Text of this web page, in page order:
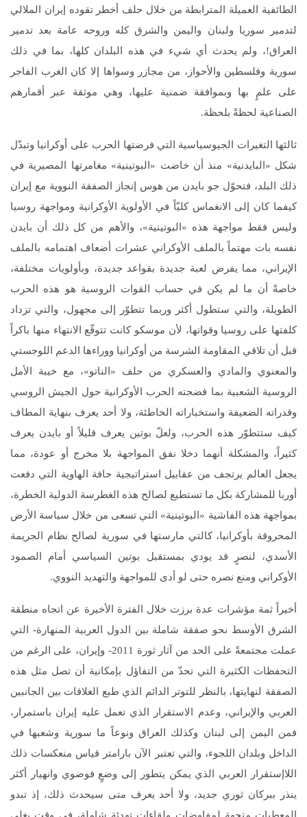
الطائفية العميلة المترابطة من خلال حلف أخطر تقوده إيران الملالي
لتدمير سوريا ولبنان واليمن والشرق كله وروحه عامة بعد تدمير
العراق!، ولم يحدث أي شيء في هذه البلدان كلها، بما في ذلك
سورية وفلسطين والأحواز، من مجازر وسواها إلا كان الغرب الفاجر
على علمٍ بها وبموافقة ضمنية عليها، وهي موثقة عبر أقمارهم
الصناعية لحظةً بلحظة.
ثالثها التغيرات الجيوسياسية التي فرضتها الحرب على أوكرانيا وتبدّل
شكل «البايدنية» منذ أن خاضت «البوتينية» مغامرتها المصيرية في
ذلك البلد، فتحوّل جو بايدن من هوس إنجاز الصفقة النووية مع إيران
كيفما كان إلى الانغماس كليّاً في الأولوية الأوكرانية ومواجهة روسيا
وليس فقط مواجهة هذه «البوتينية»، والأهم من كل ذلك أن بايدن
نفسه بات مهتماً بالملف الأوكراني عشرات أضعاف اهتمامه بالملف
الإيراني، مما يفرض لعبة جديدة بقواعد جديدة، وبأولويات مختلفة،
خاصةً أن ما لم يكن في حساب القوات الروسية هو هذه الحرب
الطويلة، والتي ستطول أكثر وربما تتطوّر إلى مجهول، والتي تزداد
كلفتها على روسيا وقواتها، لأن موسكو كانت تتوقّع الانتهاء منها باكراً
قبل أن تلاقي المقاومة الشرسة من أوكرانيا ووراءها الدعم اللوجستي
والمعنوي والمادي والعسكري من حلف «الناتو»، مع خيبة الأمل
الروسية الشعبية بما فضحته الحرب الأوكرانية حول الجيش الروسي
وقدراته الضعيفة واستخباراته الخاطئة، ولا أحد يعرف بنهاية المطاف
كيف ستتطوّر هذه الحرب، ولعلّ بوتين يعرف قليلاً أو بايدن يعرف
كثيراً، والمشكلة أنهما دخلا نفق المواجهة بلا مخرج أو عودة، مما
يجعل العالم يرتجف من عقابيل استراتيجية حافة الهاوية التي دفعت
أوربا للمشاركة بكل ما تستطيع لصالح هذه الغطرسة الدولية الخطرة،
بمواجهة هذه الفاشية «البوتينية» التي تسعى من خلال سياسة الأرض
المحروقة بأوكرانيا، كالتي مارستها في سورية لصالح نظام الجريمة
الأسدي، لنصرٍ قد يودي بمستقبل بوتين السياسي أمام الصمود
الأوكراني ومنع نصره حتى لو أدى للمواجهة والتهديد النووي.
أخيراً ثمة مؤشرات عدة برزت خلال الفترة الأخيرة عن اتجاه منطقة
الشرق الأوسط نحو صفقة شاملة بين الدول العربية المنهارة- التي
عملت مجتمعةً على الحد من آثار ثورة 2011- وإيران، على الرغم من
التحفظات الكثيرة التي تحدّ من التفاؤل بإمكانية أن تصل مثل هذه
الصفقة لنهايتها، بالنظر للتوتر الدائم الذي طبع العلاقات بين الجانبين
العربي والإيراني، وعدم الاستقرار الذي تعمل عليه إيران باستمرار،
فمن اليمن إلى لبنان وكذلك العراق ونوعاً ما سورية وشعبها في
الداخل وبلدان اللجوء، والتي تعتبر الآن بارامتر قياس منعكسات ذلك
اللاإستقرار العربي الذي يمكن يتطور إلى وضعٍ فوضوي وانهيار أكثر
ينذر ببركان ثوري جديد، ولا أحد يعرف متى سيحدث ذلك، إذ تبدو
المعطيات متجهة لمفاوضات ولقاءات تهدئة شاملة، في وقتٍ يغلي